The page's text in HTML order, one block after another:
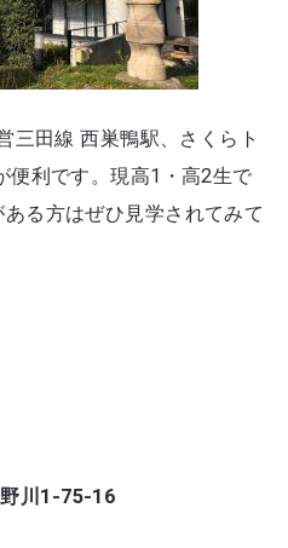
三田線 西巣鴨駅、さくらト
便利です。現高1・高2生で
る方はぜひ見学されてみて
川1-75-16